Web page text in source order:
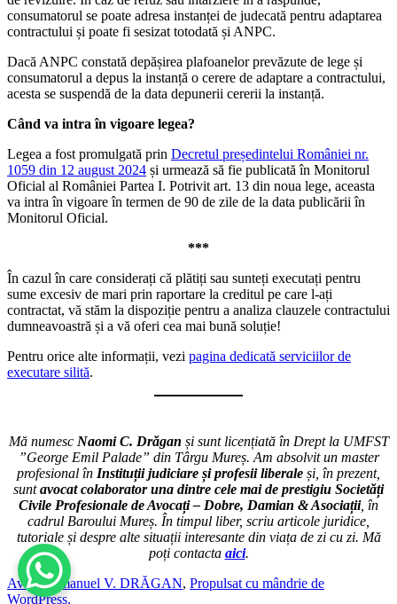
consumatorul se poate adresa instanței de judecată pentru adaptarea
contractului și poate fi sesizat totodată și ANPC.
Dacă ANPC constată depășirea plafoanelor prevăzute de lege și
consumatorul a depus la instanță o cerere de adaptare a contractului,
acesta se suspendă de la data depunerii cererii la instanță.
Când va intra în vigoare legea?
Legea a fost promulgată prin Decretul președintelui României nr.
1059 din 12 august 2024 și urmează să fie publicată în Monitorul
Oficial al României Partea I. Potrivit art. 13 din noua lege, aceasta
va intra în vigoare în termen de 90 de zile de la data publicării în
Monitorul Oficial.
***
În cazul în care considerați că plătiți sau sunteți executați pentru
sume excesiv de mari prin raportare la creditul pe care l-ați
contractat, vă stăm la dispoziție pentru a analiza clauzele contractului
dumneavoastră și a vă oferi cea mai bună soluție!
Pentru orice alte informații, vezi pagina dedicată serviciilor de
executare silită.
Mă numesc Naomi C. Drăgan și sunt licențiată în Drept la UMFST
”George Emil Palade” din Târgu Mureș. Am absolvit un master
profesional în Instituții judiciare și profesii liberale și, în prezent,
suntavocat colaborator una dintre cele mai de prestigiu Societăți
Civile Profesionale de Avocați – Dobre, Damian & Asociații, în
cadrul Baroului Mureș. În timpul liber, scriu articole juridice,
tutoriale și despre alte situații interesante din viața de zi cu zi. Mă
poți contacta aici.
Avocat Emanuel V. DRĂGAN, Propulsat cu mândrie de
WordPress.